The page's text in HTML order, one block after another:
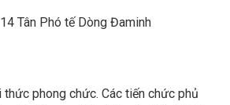
thức phong chức. Các tiến chức phủ